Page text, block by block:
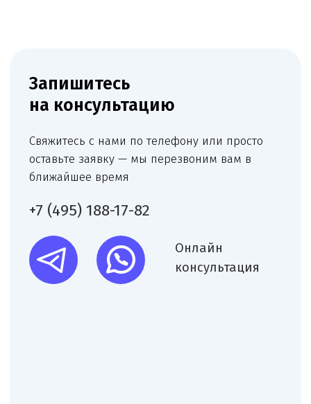
+7
Я согласен(на) на обработку персональных
иПолитикой в отношении обработки
Нам доверяют свой бизнес